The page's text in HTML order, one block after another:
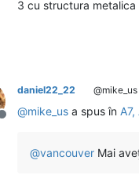
3 cu structura
Deconectat
daniel22_22 @mike_us
@mike_us a spus în
@vancouver Mai